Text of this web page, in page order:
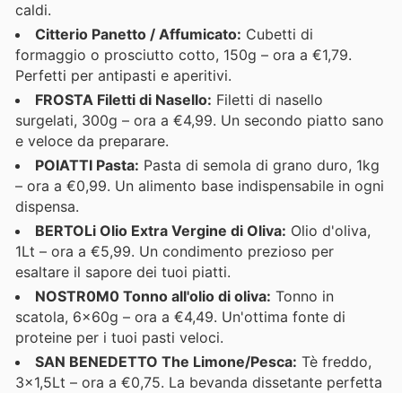
caldi.
Citterio Panetto / Affumicato: Cubetti di
formaggio o prosciutto cotto, 150g – ora a €1,79.
Perfetti per antipasti e aperitivi.
FROSTA Filetti di Nasello: Filetti di nasello
surgelati, 300g – ora a €4,99. Un secondo piatto sano
e veloce da preparare.
POIATTI Pasta: Pasta di semola di grano duro, 1kg
– ora a €0,99. Un alimento base indispensabile in ogni
dispensa.
BERTOLi Olio Extra Vergine di Oliva: Olio d'oliva,
1Lt – ora a €5,99. Un condimento prezioso per
esaltare il sapore dei tuoi piatti.
NOSTR0M0 Tonno all'olio di oliva: Tonno in
scatola, 6x60g – ora a €4,49. Un'ottima fonte di
proteine per i tuoi pasti veloci.
SAN BENEDETTO The Limone/Pesca: Tè freddo,
3x1,5Lt – ora a €0,75. La bevanda dissetante perfetta